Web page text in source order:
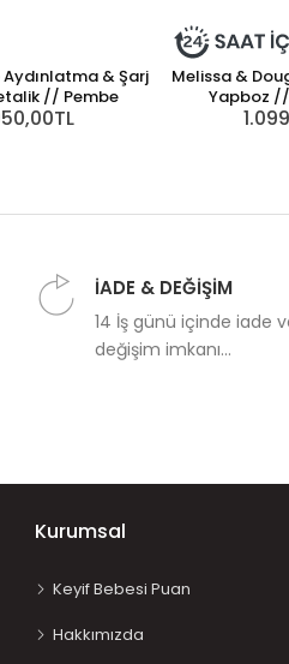
Aydınlatma & Şarj
// Pembe
Melissa &
Yapboz
İADE & DEĞİŞİM
14 İş günü içinde iade
değişim imkanı...
Kurumsal
Keyif Bebesi Puan
Hakkımızda